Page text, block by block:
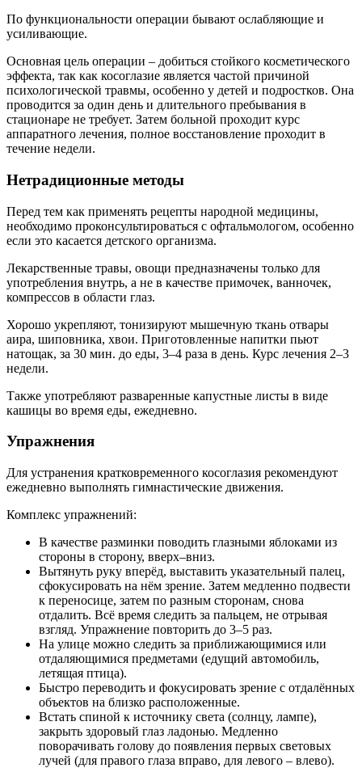
По функциональности операции бывают ослабляющие и
усиливающие.
Основная цель операции – добиться стойкого косметического
эффекта, так как косоглазие является частой причиной
психологической травмы, особенно у детей и подростков. Она
проводится за один день и длительного пребывания в
стационаре не требует. Затем больной проходит курс
аппаратного лечения, полное восстановление проходит в
течение недели.
Нетрадиционные методы
Перед тем как применять рецепты народной медицины,
необходимо проконсультироваться с офтальмологом, особенно
если это касается детского организма.
Лекарственные травы, овощи предназначены только для
употребления внутрь, а не в качестве примочек, ванночек,
компрессов в области глаз.
Хорошо укрепляют, тонизируют мышечную ткань отвары
аира, шиповника, хвои. Приготовленные напитки пьют
натощак, за 30 мин. до еды, 3–4 раза в день. Курс лечения 2–3
недели.
Также употребляют разваренные капустные листы в виде
кашицы во время еды, ежедневно.
Упражнения
Для устранения кратковременного косоглазия рекомендуют
ежедневно выполнять гимнастические движения.
Комплекс упражнений:
В качестве разминки поводить глазными яблоками из
стороны в сторону, вверх–вниз.
Вытянуть руку вперёд, выставить указательный палец,
сфокусировать на нём зрение. Затем медленно подвести
к переносице, затем по разным сторонам, снова
отдалить. Всё время следить за пальцем, не отрывая
взгляд. Упражнение повторить до 3–5 раз.
На улице можно следить за приближающимися или
отдаляющимися предметами (едущий автомобиль,
летящая птица).
Быстро переводить и фокусировать зрение с отдалённых
объектов на близко расположенные.
Встать спиной к источнику света (солнцу, лампе),
закрыть здоровый глаз ладонью. Медленно
поворачивать голову до появления первых световых
лучей (для правого глаза вправо, для левого – влево).